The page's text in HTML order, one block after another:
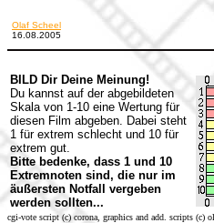
Olaf Scheel
16.08.2005
BILD Dir Deine Meinung!
Du kannst auf der abgebildeten
Skala von 1-10 eine Wertung für
diesen Film abgeben. Dabei steht
1 für extrem schlecht und 10 für
extrem gut.
Bitte bedenke, dass 1 und 10
Extremnoten sind, die nur im
äußersten Notfall vergeben
werden sollten...
cgi-vote script (c) corona, graphics and add. scripts (c)